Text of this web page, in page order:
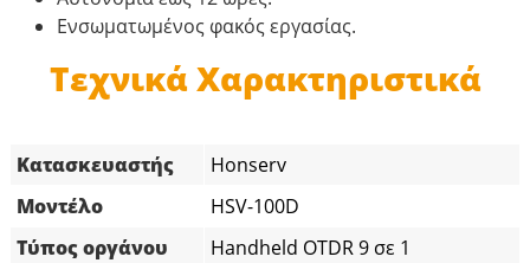
Ενσωματωμένος φακός εργασίας.
Τεχνικά Χαρακτηριστικά
Κατασκευαστής
Honserv
Μοντέλο
HSV-100D
Τύπος οργάνου
Handheld OTDR 9 σε 1